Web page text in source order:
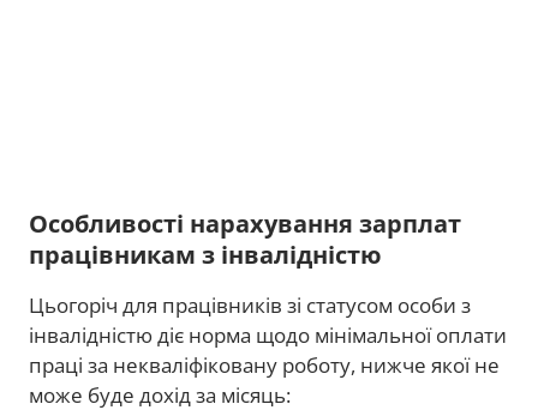
Особливості нарахування зарплат
працівникам з інвалідністю
Цьогоріч для працівників зі статусом особи з
інвалідністю діє норма щодо мінімальної оплати
праці за некваліфіковану роботу, нижче якої не
може буде дохід за місяць: